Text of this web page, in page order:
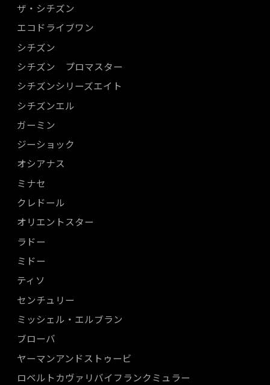
ザ・シチズン
エコドライブワン
シチズン
シチズン プロマスター
シチズンシリーズエイト
シチズンエル
ガーミン
ジーショック
オシアナス
ミナセ
クレドール
オリエントスター
ラドー
ミドー
ティソ
センチュリー
ミッシェル・エルブラン
ブローバ
ヤーマンアンドストゥービ
ロベルトカヴァリバイフランクミュラー